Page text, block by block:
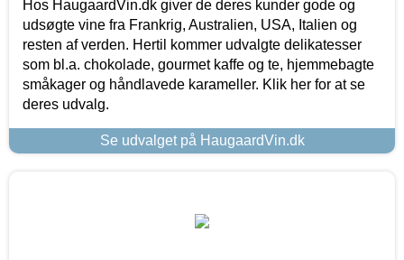
Hos HaugaardVin.dk giver de deres kunder gode og
udsøgte vine fra Frankrig, Australien, USA, Italien og
resten af verden. Hertil kommer udvalgte delikatesser
som bl.a. chokolade, gourmet kaffe og te, hjemmebagte
småkager og håndlavede karameller. Klik her for at se
deres udvalg.
Se udvalget på HaugaardVin.dk